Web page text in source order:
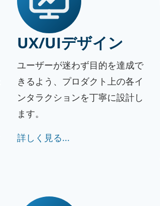
UX/UIデザイン
ユーザーが迷わず目的を達成で
きるよう、プロダクト上の各イ
ンタラクションを丁寧に設計し
ます。
詳しく見る...